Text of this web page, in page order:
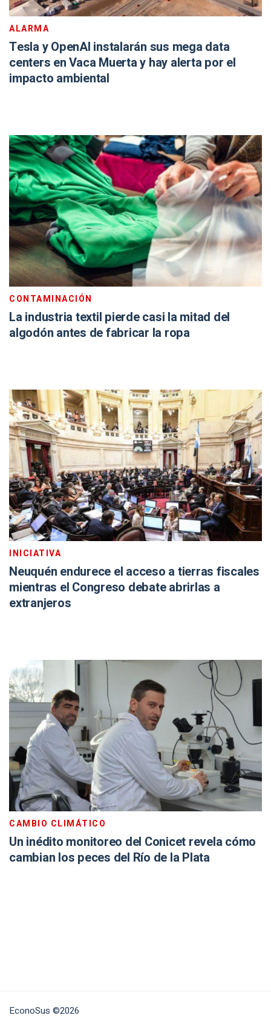
ALARMA
Tesla y OpenAI instalarán sus mega data
centers en Vaca Muerta y hay alerta por el
impacto ambiental
CONTAMINACIÓN
La industria textil pierde casi la mitad del
algodón antes de fabricar la ropa
INICIATIVA
Neuquén endurece el acceso a tierras fiscales
mientras el Congreso debate abrirlas a
extranjeros
CAMBIO CLIMÁTICO
Un inédito monitoreo del Conicet revela cómo
cambian los peces del Río de la Plata
EconoSus ©2026